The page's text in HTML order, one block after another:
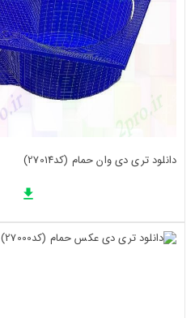
دانلود تری دی وان حمام (کد27014)